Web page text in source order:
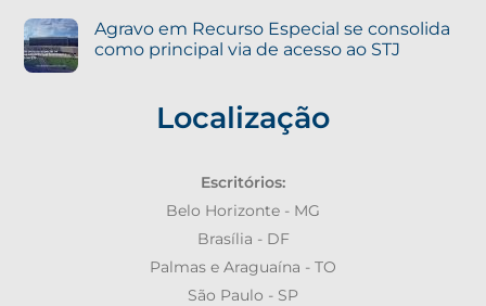
Agravo em Recurso Especial se consolida
como principal via de acesso ao STJ
Localização
Escritórios:
Belo Horizonte - MG
Brasília - DF
Palmas e Araguaína - TO
São Paulo - SP